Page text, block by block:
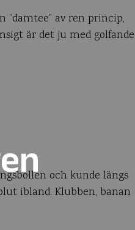
av ren princip,
är det ju med golfande
och kunde längs
ibland. Klubben, banan